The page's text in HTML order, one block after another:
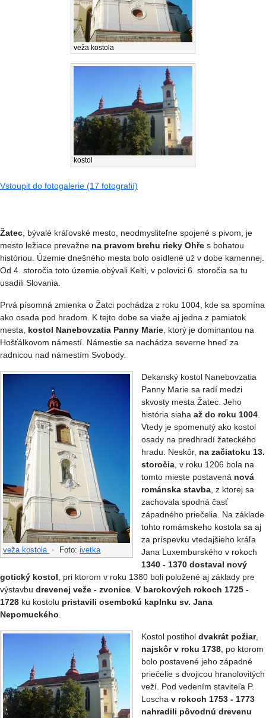
veža kostola
kostol
Vstoupit do fotogalerie (17 fotografií)
Žatec , bývalé kráľovské mesto, neodmysliteľne spojené s pivom, je
mesto ležiace prevažne na pravom brehu rieky Ohře s bohatou
históriou. Územie dnešného mesta bolo osídlené už v dobe kamennej.
Od 4. storočia toto územie obývali Kelti, v polovici 6. storočia sa tu
usadili Slovania.
Prvá písomná zmienka o Žatci pochádza z roku 1004, kde sa spomína
ako osada pod hradom. K tejto dobe sa viaže aj jedna z pamiatok
mesta, kostol Nanebovzatia Panny Marie , ktorý je dominantou na
Hošťálkovom námestí. Námestie sa nachádza severne hneď za
radnicou nad námestím Svobody.
veža kostola • Foto:ivetka
Dekanský kostol Nanebovzatia
Panny Marie sa radí medzi
skvosty mesta Žatec. Jeho
história siahaaž do roku 1004
Vtedy je spomenutý ako kostol
osady na predhradí žateckého
hradu. Neskôr, na začiatoku 13.
storočia , v roku 1206 bola na
tomto mieste postavená nová
románska stavba , z ktorej sa
zachovala spodná časť
západného priečelia. Na základe
tohto romámskeho kostola sa aj
za príspevku vtedajšieho kráľa
Jana Luxemburského v rokoch
1340 - 1370 dostaval nový
gotický kostol , pri ktorom v roku 1380 boli položené aj základy pre
výstavbu drevenej veže - zvonice V barokových rokoch 1725 -
1728 ku kostolu pristavili osembokú kaplnku sv. Jana
Nepomuckého
Kostol postiholdvakrát požiar,
najskôr v roku 1738 , po ktorom
bolo postavené jeho západné
priečelie s dvojicou hranolovitých
veží. Pod vedením staviteľa P.
Loschav rokoch 1753 - 1773
nahradili pôvodnú drevenu